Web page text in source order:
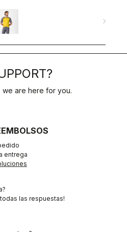
navigate_next
are here for you.
entrega
las respuestas!